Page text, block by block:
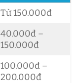
Từ 150.000đ
40.000đ –
150.000đ
100.000đ –
200.000đ